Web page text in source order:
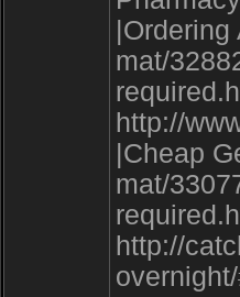
mat/
http://
|Cheap
mat/
http://